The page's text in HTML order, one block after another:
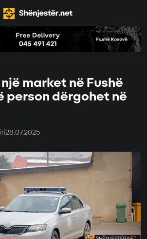
market në Fushë
person dërgohet në
28.07.2025